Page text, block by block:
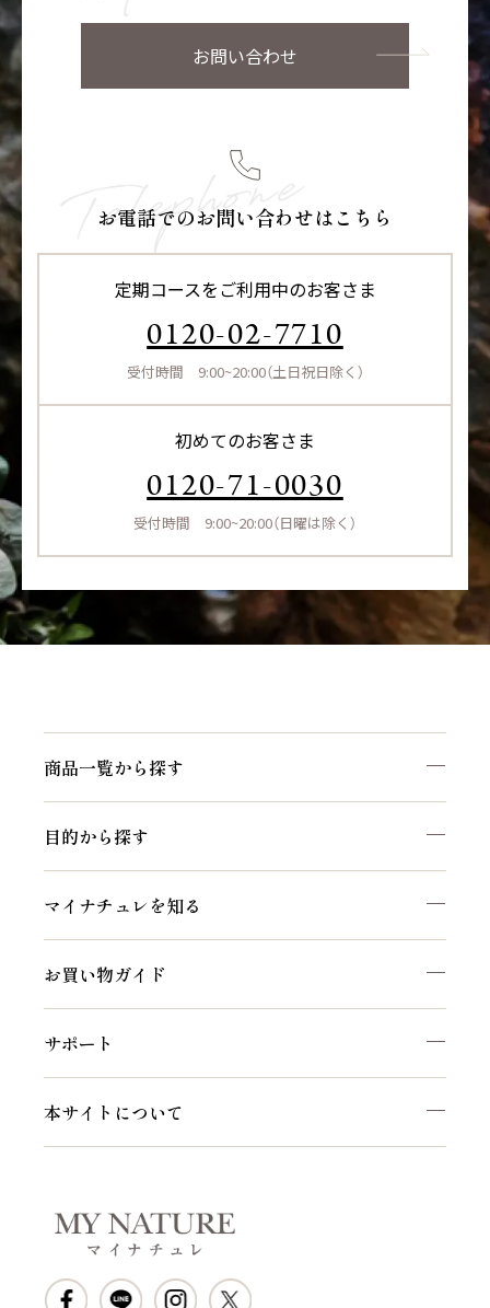
お問い合わせ
お電話でのお問い合わせはこちら
定期コースをご利用中のお客さま
0120-02-7710
受付時間 9:00~20:00（土日祝日除く）
初めてのお客さま
0120-71-0030
受付時間 9:00~20:00（日曜は除く）
商品一覧から探す
目的から探す
マイナチュレを知る
お買い物ガイド
サポート
本サイトについて